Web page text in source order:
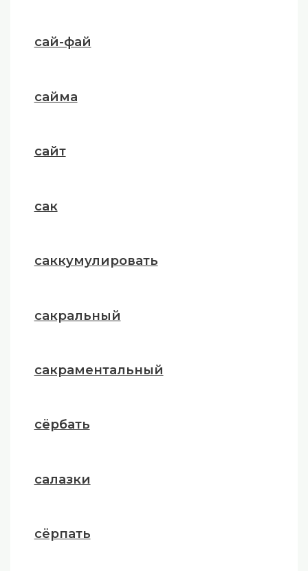
сай-фай
сайма
сайт
сак
саккумулировать
сакральный
сакраментальный
сёрбать
салазки
сёрпать